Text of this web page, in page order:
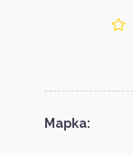
Марка: